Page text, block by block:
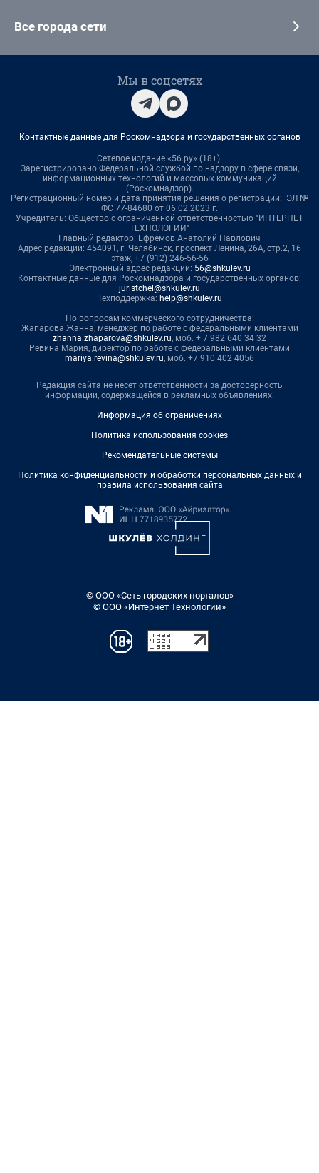
Все города сети
Мы в соцсетях
Контактные данные для Роскомнадзора и государственных органов
Сетевое издание «56.ру» (18+).
Зарегистрировано Федеральной службой по надзору в сфере связи,
информационных технологий и массовых коммуникаций
(Роскомнадзор).
Регистрационный номер и дата принятия решения о регистрации: ЭЛ №
ФС 77-84680 от 06.02.2023 г.
Учредитель: Общество с ограниченной ответственностью "ИНТЕРНЕТ
ТЕХНОЛОГИИ"
Главный редактор: Ефремов Анатолий Павлович
Адрес редакции: 454091, г. Челябинск, проспект Ленина, 26А, стр.2, 16
этаж, +7 (912) 246-56-56
Электронный адрес редакции: 56@shkulev.ru
Контактные данные для Роскомнадзора и государственных органов:
juristchel@shkulev.ru
Техподдержка: help@shkulev.ru
По вопросам коммерческого сотрудничества:
Жапарова Жанна, менеджер по работе с федеральными клиентами
zhanna.zhaparova@shkulev.ru, моб. + 7 982 640 34 32
Ревина Мария, директор по работе с федеральными клиентами
mariya.revina@shkulev.ru, моб. +7 910 402 4056
Редакция сайта не несет ответственности за достоверность
информации, содержащейся в рекламных объявлениях.
Информация об ограничениях
Политика использования cookies
Рекомендательные системы
Политика конфиденциальности и обработки персональных данных и
правила использования сайта
© ООО «Сеть городских порталов»
© ООО «Интернет Технологии»